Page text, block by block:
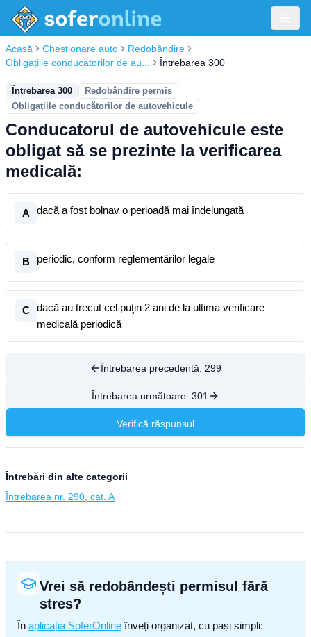
Acasă Chestionare auto
Redobândire
Obligațiile conducătorilor de au...
Întrebarea 300
Întrebarea 300
Redobândire permis
Obligațiile conducătorilor de autovehicule
Conducatorul de autovehicule este
obligat să se prezinte la verificarea
medicală:
A dacă a fost bolnav o perioadă mai îndelungată
B periodic, conform reglementărilor legale
C
dacă au trecut cel puţin 2 ani de la ultima verificare
medicală periodică
Întrebarea precedentă: 299
Întrebarea următoare: 301
Verifică răspunsul
Întrebări din alte categorii
Întrebarea nr. 290, cat. A
Vrei să redobândești permisul fără
stres?
În aplicația SoferOnline înveți organizat, cu pași simpli: